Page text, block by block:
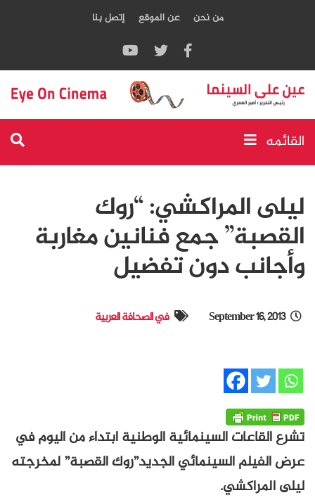
من نحن عن الموقع إتصل بنا
القائمه
ليلى المراكشي: “روك
القصبة” جمع فنانين مغاربة
وأجانب دون تفضيل
September 16, 2013 في الصحافة العربية
تشرع القاعات السينمائية الوطنية ابتداء من اليوم في
عرض الفيلم السينمائي الجديد”روك القصبة” لمخرجته
ليلى المراكشي.